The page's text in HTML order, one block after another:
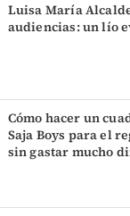
Luisa María
audiencias: un lío
Cómo hacer un
Saja Boys para el
sin gastar mucho